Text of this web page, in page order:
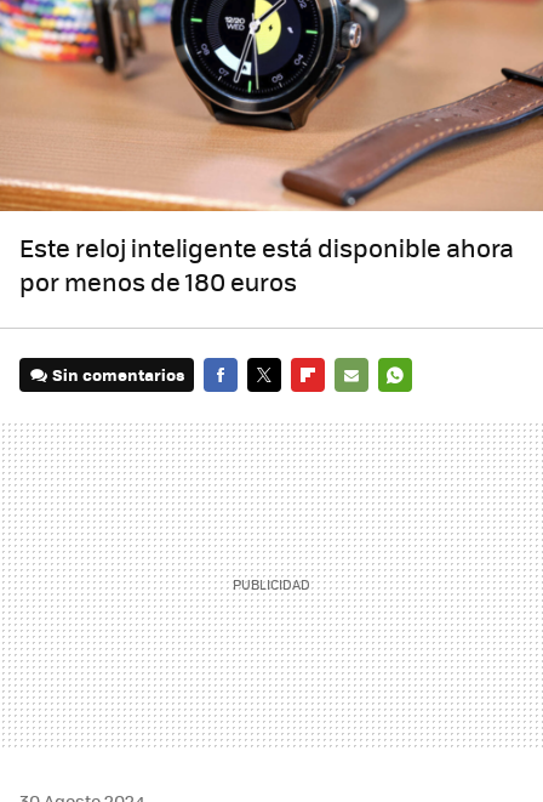
Este reloj inteligente está disponible ahora
por menos de 180 euros
Sin comentarios
MAIL